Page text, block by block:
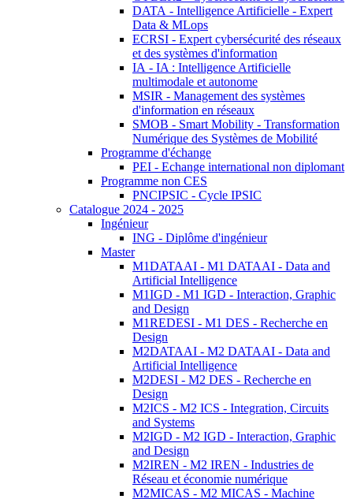
DATA - Intelligence Artificielle - Expert
Data & MLops
ECRSI - Expert cybersécurité des réseaux
et des systèmes d'information
IA - IA : Intelligence Artificielle
multimodale et autonome
MSIR - Management des systèmes
d'information en réseaux
SMOB - Smart Mobility - Transformation
Numérique des Systèmes de Mobilité
Programme d'échange
PEI - Echange international non diplomant
Programme non CES
PNCIPSIC - Cycle IPSIC
Catalogue 2024 - 2025
Ingénieur
ING - Diplôme d'ingénieur
Master
M1DATAAI - M1 DATAAI - Data and
Artificial Intelligence
M1IGD - M1 IGD - Interaction, Graphic
and Design
M1REDESI - M1 DES - Recherche en
Design
M2DATAAI - M2 DATAAI - Data and
Artificial Intelligence
M2DESI - M2 DES - Recherche en
Design
M2ICS - M2 ICS - Integration, Circuits
and Systems
M2IGD - M2 IGD - Interaction, Graphic
and Design
M2IREN - M2 IREN - Industries de
Réseau et économie numérique
M2MICAS - M2 MICAS - Machine